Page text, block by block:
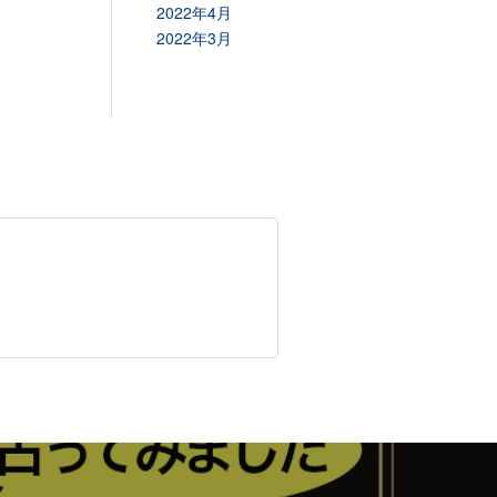
2022年4月
2022年3月